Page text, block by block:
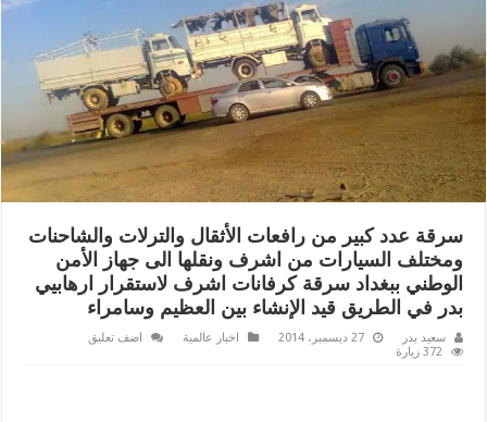
سرقة عدد كبير من رافعات الأثقال والترلات والشاحنات
ومختلف السيارات من اشرف ونقلها الى جهاز الأمن
الوطني ببغداد سرقة كرفانات اشرف لاستقرار ارهابيي
بدر في الطريق قيد الإنشاء بين العظيم وسامراء
سعيد بدر 27 ديسمبر، 2014 اخبار عالمية
اضف تعليق
372 زيارة